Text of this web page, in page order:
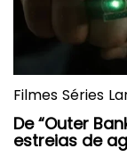
Filmes Séries
De “Outer
estreias de